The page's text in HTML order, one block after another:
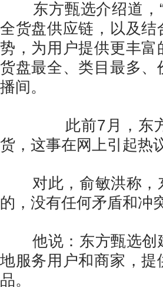
东方甄选介绍道，“
全货盘供应链，以及
势，为用户提供更丰
货盘最全、类目最多
播间。
此前7月，东方甄
货，这事在网上引起热
对此，俞敏洪称，
的，没有任何矛盾和冲
他说：东方甄选创
地服务用户和商家，
品。